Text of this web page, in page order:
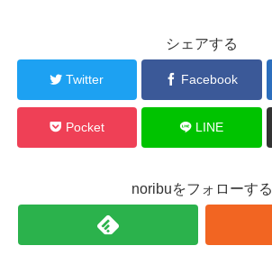
シェアする
Twitter Facebook
Pocket LINE
noribuをフォローする